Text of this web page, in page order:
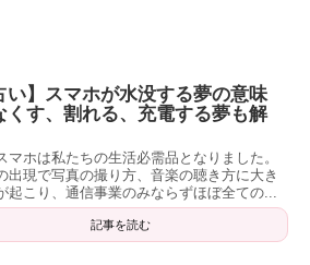
世界でも同じで、
あなたを守ってくれる効果がある
を見て癒されながら、厄除け・魔除
んて最高ですよね！
ど、日本でも神社やお寺などのス
で 神聖なものとして扱われてきた
う意味を持ちます。
い】スマホが水没する夢の意味
くす、割れる、充電する夢も解
マホは私たちの生活必需品となりました。
出現で写真の撮り方、音楽の聴き方に大き
起こり、通信事業のみならずほぼ全ての...
記事を読む